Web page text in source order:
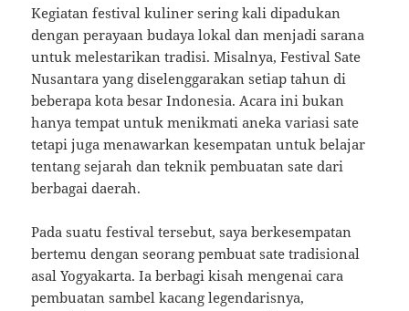
Kegiatan festival kuliner sering kali dipadukan
dengan perayaan budaya lokal dan menjadi sarana
untuk melestarikan tradisi. Misalnya, Festival Sate
Nusantara yang diselenggarakan setiap tahun di
beberapa kota besar Indonesia. Acara ini bukan
hanya tempat untuk menikmati aneka variasi sate
tetapi juga menawarkan kesempatan untuk belajar
tentang sejarah dan teknik pembuatan sate dari
berbagai daerah.
Pada suatu festival tersebut, saya berkesempatan
bertemu dengan seorang pembuat sate tradisional
asal Yogyakarta. Ia berbagi kisah mengenai cara
pembuatan sambel kacang legendarisnya,